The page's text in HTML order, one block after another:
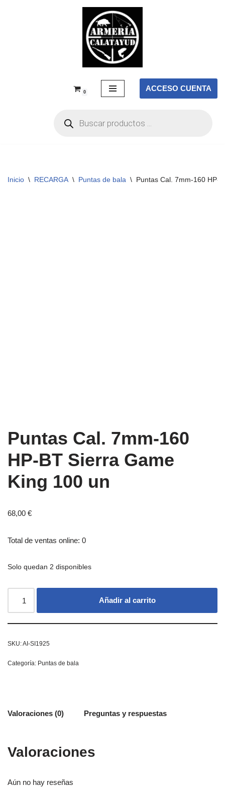
0 ACCESO CUENTA
Inicio \ RECARGA \ Puntas de bala \ Puntas Cal. 7mm-160 HP-
Puntas Cal. 7mm-160
HP-BT Sierra Game
King 100 un
68,00 €
Total de ventas online: 0
Solo quedan 2 disponibles
Añadir al carrito
SKU:AI-SI1925
Categoría: Puntas de bala
Valoraciones (0) Preguntas y respuestas
Valoraciones
Aún no hay reseñas